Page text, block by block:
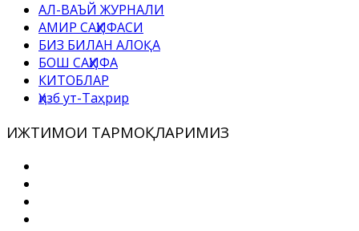
АЛ-ВАЪЙ ЖУРНАЛИ
АМИР САҲИФАСИ
БИЗ БИЛАН АЛОҚА
БОШ САҲИФА
КИТОБЛАР
Ҳизб ут-Таҳрир
ИЖТИМОИ ТАРМОҚЛАРИМИЗ